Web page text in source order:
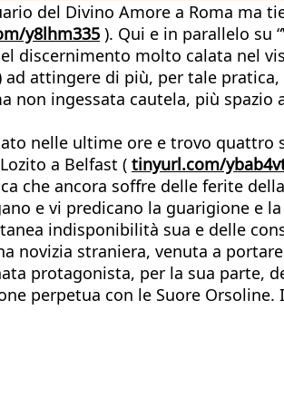
del Divino Amore a Roma ma
y8lhm335 ). Qui e in parallelo su
discernimento molto calata nel
attingere di più, per tale
non ingessata cautela, più
nelle ultime ore e trovo
a Belfast ( tinyurl.com/
che ancora soffre delle ferite
e vi predicano la guarigione e
indisponibilità sua e delle
novizia straniera, venuta a
protagonista, per la sua parte,
perpetua con le Suore